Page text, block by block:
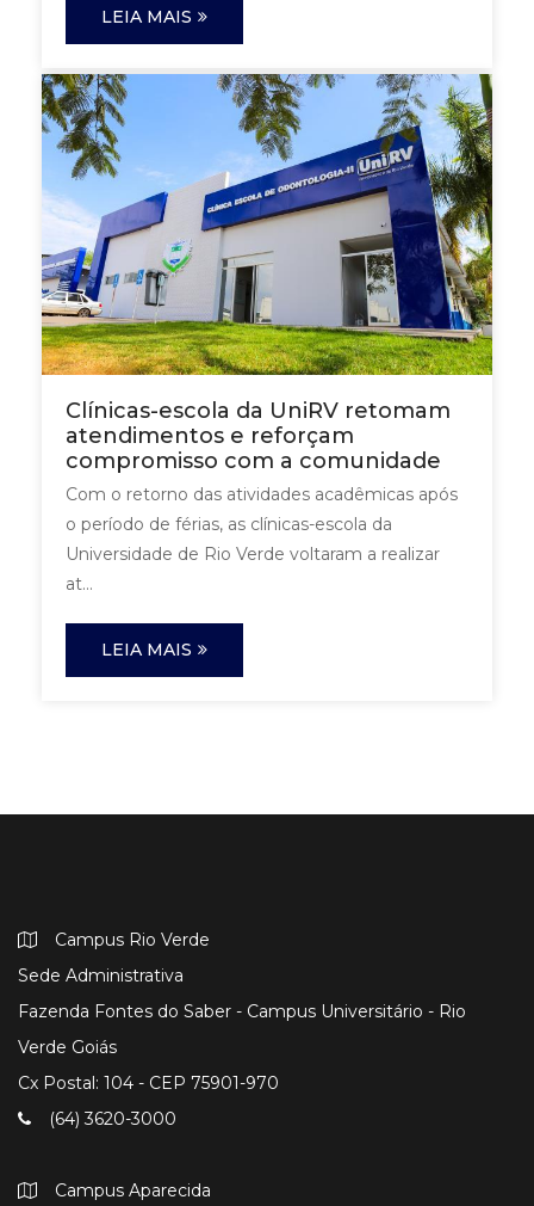
LEIA MAIS
Clínicas-escola da UniRV retomam
atendimentos e reforçam
compromisso com a comunidade
Com o retorno das atividades acadêmicas após
o período de férias, as clínicas-escola da
Universidade de Rio Verde voltaram a realizar
at...
LEIA MAIS
Campus Rio Verde
Sede Administrativa
Fazenda Fontes do Saber - Campus Universitário - Rio
Verde Goiás
Cx Postal: 104 - CEP 75901-970
(64) 3620-3000
Campus Aparecida